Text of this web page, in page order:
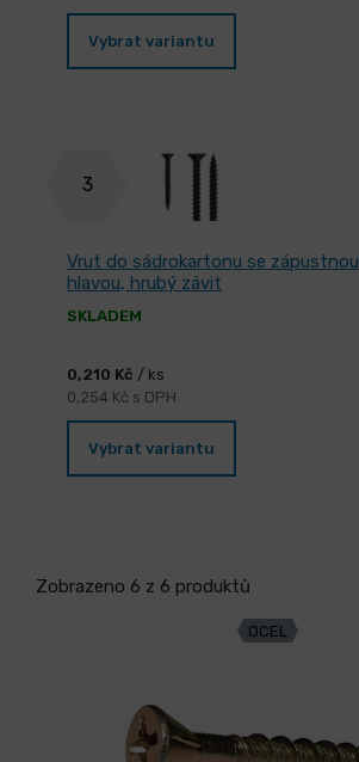
Vybrat variantu
3
Vrut do sádrokartonu se zápustnou
hlavou, hrubý závit
SKLADEM
0,210 Kč / ks
0,254 Kč s DPH
Vybrat variantu
Zobrazeno 6 z 6 produktů
OCEL